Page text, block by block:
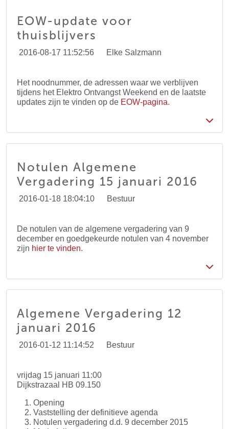
EOW-update voor
thuisblijvers
2016-08-17 11:52:56 Elke Salzmann
Het noodnummer, de adressen waar we verblijven
tijdens het Elektro Ontvangst Weekend en de laatste
updates zijn te vinden op de EOW-pagina.
Notulen Algemene
Vergadering 15 januari 2016
2016-01-18 18:04:10 Bestuur
De notulen van de algemene vergadering van 9
december en goedgekeurde notulen van 4 november
zijn hier te vinden.
Algemene Vergadering 12
januari 2016
2016-01-12 11:14:52 Bestuur
vrijdag 15 januari 11:00
Dijkstrazaal HB 09.150
Opening
Vaststelling der definitieve agenda
Notulen vergadering d.d. 9 december 2015